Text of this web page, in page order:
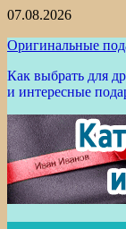
Перейти
содержимому
07.08.2026
Оригинальные
Как выбрать для
и интересные